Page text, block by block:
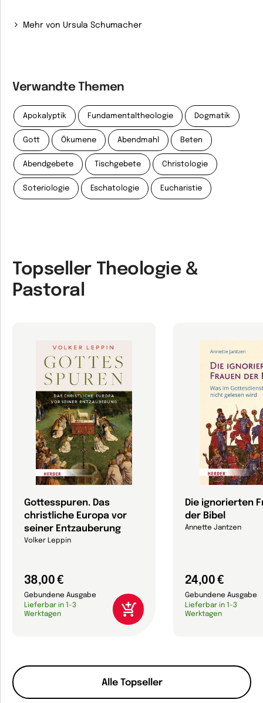
Mehr von Ursula Schumacher
Verwandte Themen
Apokalyptik Fundamentaltheologie Dogmatik
Gott Ökumene Abendmahl Beten
Abendgebete Tischgebete Christologie
Soteriologie Eschatologie Eucharistie
Topseller Theologie &
Pastoral
Alle Topseller
Gottesspuren. Das
christliche Europa vor
seiner Entzauberung
Volker Leppin
38,00 €
Gebundene Ausgabe
Lieferbar in 1-3
Werktagen
Die ignorierten
der Bibel
Annette Jantzen
24,00 €
Gebundene Ausgabe
Lieferbar in 1-3
Werktagen